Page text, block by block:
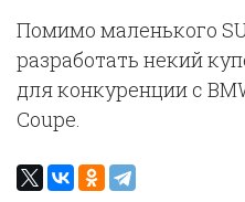
Помимо маленького
разработать некий
для конкуренции с
Coupe.